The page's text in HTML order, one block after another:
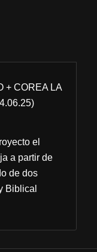
+ COREA LA
el
a partir de
de dos
Biblical